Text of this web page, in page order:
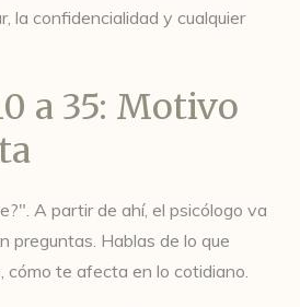
la confidencialidad y cualquier
a 35: Motivo
A partir de ahí, el psicólogo va
preguntas. Hablas de lo que
cómo te afecta en lo cotidiano.